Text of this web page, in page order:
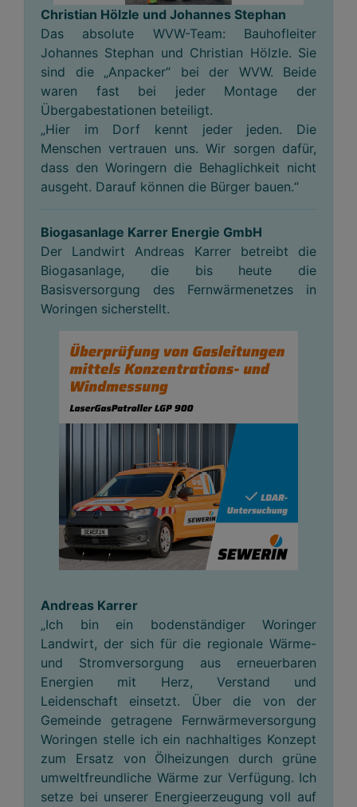
Christian Hölzle und Johannes Stephan
Das absolute WVW-Team: Bauhofleiter
Johannes Stephan und Christian Hölzle. Sie
sind die „Anpacker“ bei der WVW. Beide
waren fast bei jeder Montage der
Übergabestationen beteiligt.
„Hier im Dorf kennt jeder jeden. Die
Menschen vertrauen uns. Wir sorgen dafür,
dass den Woringern die Behaglichkeit nicht
ausgeht. Darauf können die Bürger bauen.“
Biogasanlage Karrer Energie GmbH
Der Landwirt Andreas Karrer betreibt die
Biogasanlage, die bis heute die
Basisversorgung des Fernwärmenetzes in
Woringen sicherstellt.
Andreas Karrer
„Ich bin ein bodenständiger Woringer
Landwirt, der sich für die regionale Wärme-
und Stromversorgung aus erneuerbaren
Energien mit Herz, Verstand und
Leidenschaft einsetzt. Über die von der
Gemeinde getragene Fernwärmeversorgung
Woringen stelle ich ein nachhaltiges Konzept
zum Ersatz von Ölheizungen durch grüne
umweltfreundliche Wärme zur Verfügung. Ich
setze bei unserer Energieerzeugung voll auf